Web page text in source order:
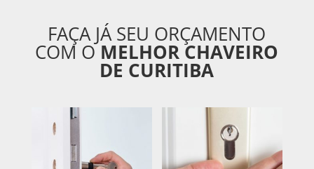
FAÇA JÁ SEU ORÇAMENTO
COM OMELHOR CHAVEIRO
DE CURITIBA